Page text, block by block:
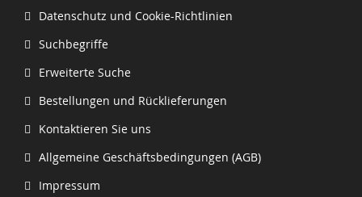
Datenschutz und Cookie-Richtlinien
Suchbegriffe
Erweiterte Suche
Bestellungen und Rücklieferungen
Kontaktieren Sie uns
Allgemeine Geschäftsbedingungen (AGB)
Impressum